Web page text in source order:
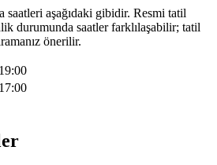
saatleri aşağıdaki gibidir. Resmi tatil
durumunda saatler farklılaşabilir; tatil
önerilir.
19:00
17:00